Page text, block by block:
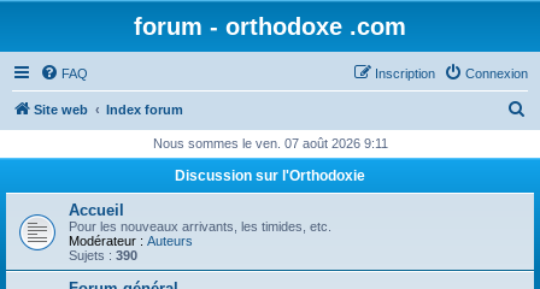
forum - orthodoxe .com
FAQ Connexion
Inscription
Site web Index forum
h
Nous sommes le ven. 07 août 2026 9:11
Discussion sur l'Orthodoxie
Accueil
Pour les nouveaux arrivants, les timides, etc.
Modérateur : Auteurs
Sujets : 390